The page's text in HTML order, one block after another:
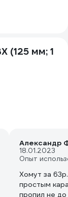
(125 мм; 1
Александр
18.01.2023
Опыт
Хомут за
простым
пропил не до